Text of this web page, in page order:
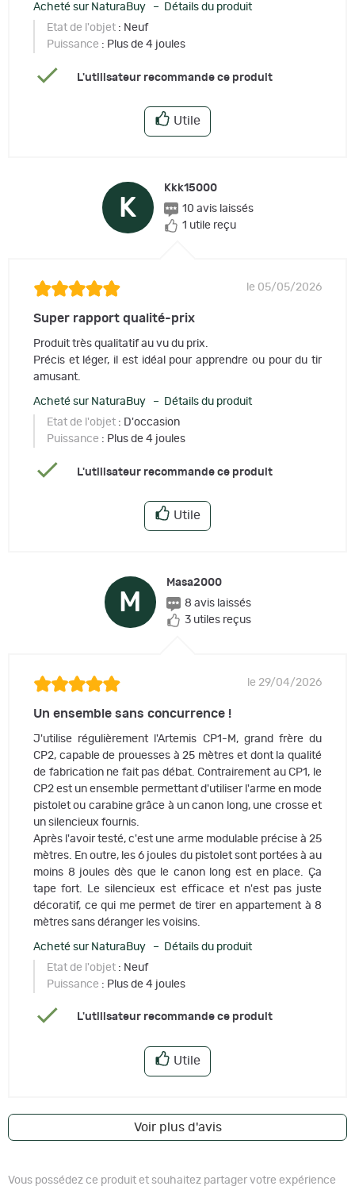
Acheté sur NaturaBuy – Détails du produit
Etat de l'objet : Neuf
Puissance : Plus de 4 joules
L'utilisateur recommande ce produit
Utile
K
Kkk15000
10 avis laissés
1 utile reçu
le 05/05/2026
Super rapport qualité-prix
Produit très qualitatif au vu du prix.
Précis et léger, il est idéal pour apprendre ou pour du tir
amusant.
Acheté sur NaturaBuy – Détails du produit
Etat de l'objet : D'occasion
Puissance : Plus de 4 joules
L'utilisateur recommande ce produit
Utile
M
Masa2000
8 avis laissés
3 utiles reçus
le 29/04/2026
Un ensemble sans concurrence !
J'utilise régulièrement l'Artemis CP1-M, grand frère du
CP2, capable de prouesses à 25 mètres et dont la qualité
de fabrication ne fait pas débat. Contrairement au CP1, le
CP2 est un ensemble permettant d'utiliser l'arme en mode
pistolet ou carabine grâce à un canon long, une crosse et
un silencieux fournis.
Après l'avoir testé, c'est une arme modulable précise à 25
mètres. En outre, les 6 joules du pistolet sont portées à au
moins 8 joules dès que le canon long est en place. Ça
tape fort. Le silencieux est efficace et n'est pas juste
décoratif, ce qui me permet de tirer en appartement à 8
mètres sans déranger les voisins.
Acheté sur NaturaBuy – Détails du produit
Etat de l'objet : Neuf
Puissance : Plus de 4 joules
L'utilisateur recommande ce produit
Utile
Voir plus d'avis
Vous possédez ce produit et souhaitez partager votre expérience